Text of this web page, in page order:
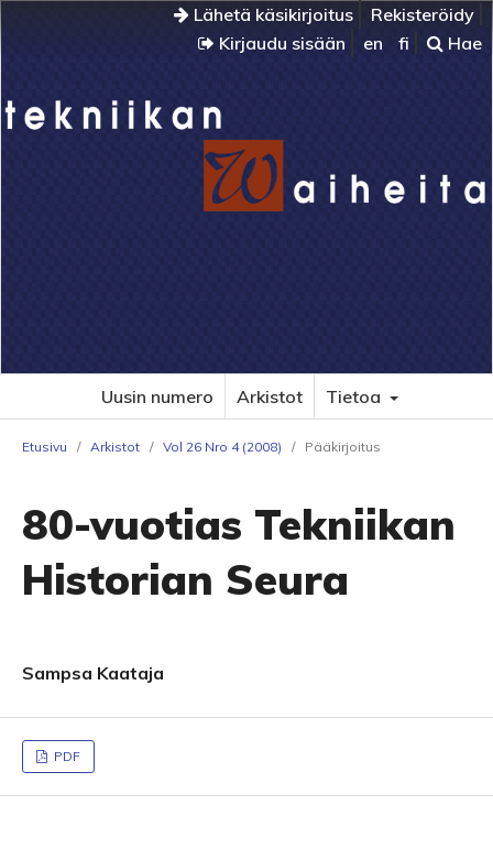
Lähetä käsikirjoitus
Rekisteröidy
Kirjaudu sisään
en fi Hae
Uusin numero Arkistot Tietoa
Etusivu / Arkistot / Vol 26 Nro 4 (2008) / Pääkirjoitus
80-vuotias Tekniikan
Historian Seura
Sampsa Kaataja
PDF